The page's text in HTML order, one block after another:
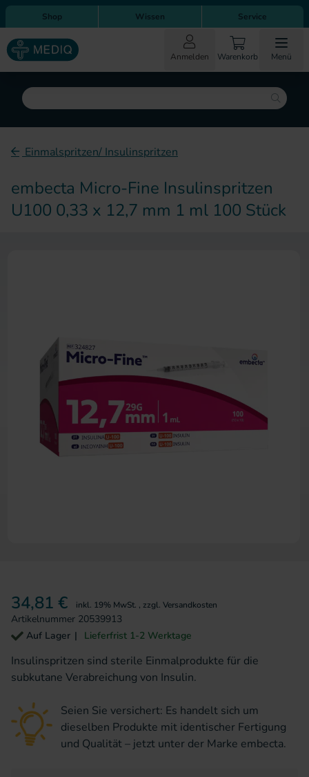
Direkt zum Inhalt
Direkt zur Hauptnavigation
Shop Wissen Service
Anmelden Warenkorb Menü
Suche
Einmalspritzen/ Insulinspritzen
embecta Micro-Fine Insulinspritzen
U100 0,33 x 12,7 mm 1 ml 100 Stück
34,81 € inkl. 19% MwSt. , zzgl. Versandkosten
Artikelnummer 20539913
Auf Lager
Lieferfrist 1-2 Werktage
Insulinspritzen sind sterile Einmalprodukte für die
subkutane Verabreichung von Insulin.
Seien Sie versichert: Es handelt sich um
dieselben Produkte mit identischer Fertigung
und Qualität – jetzt unter der Marke embecta.